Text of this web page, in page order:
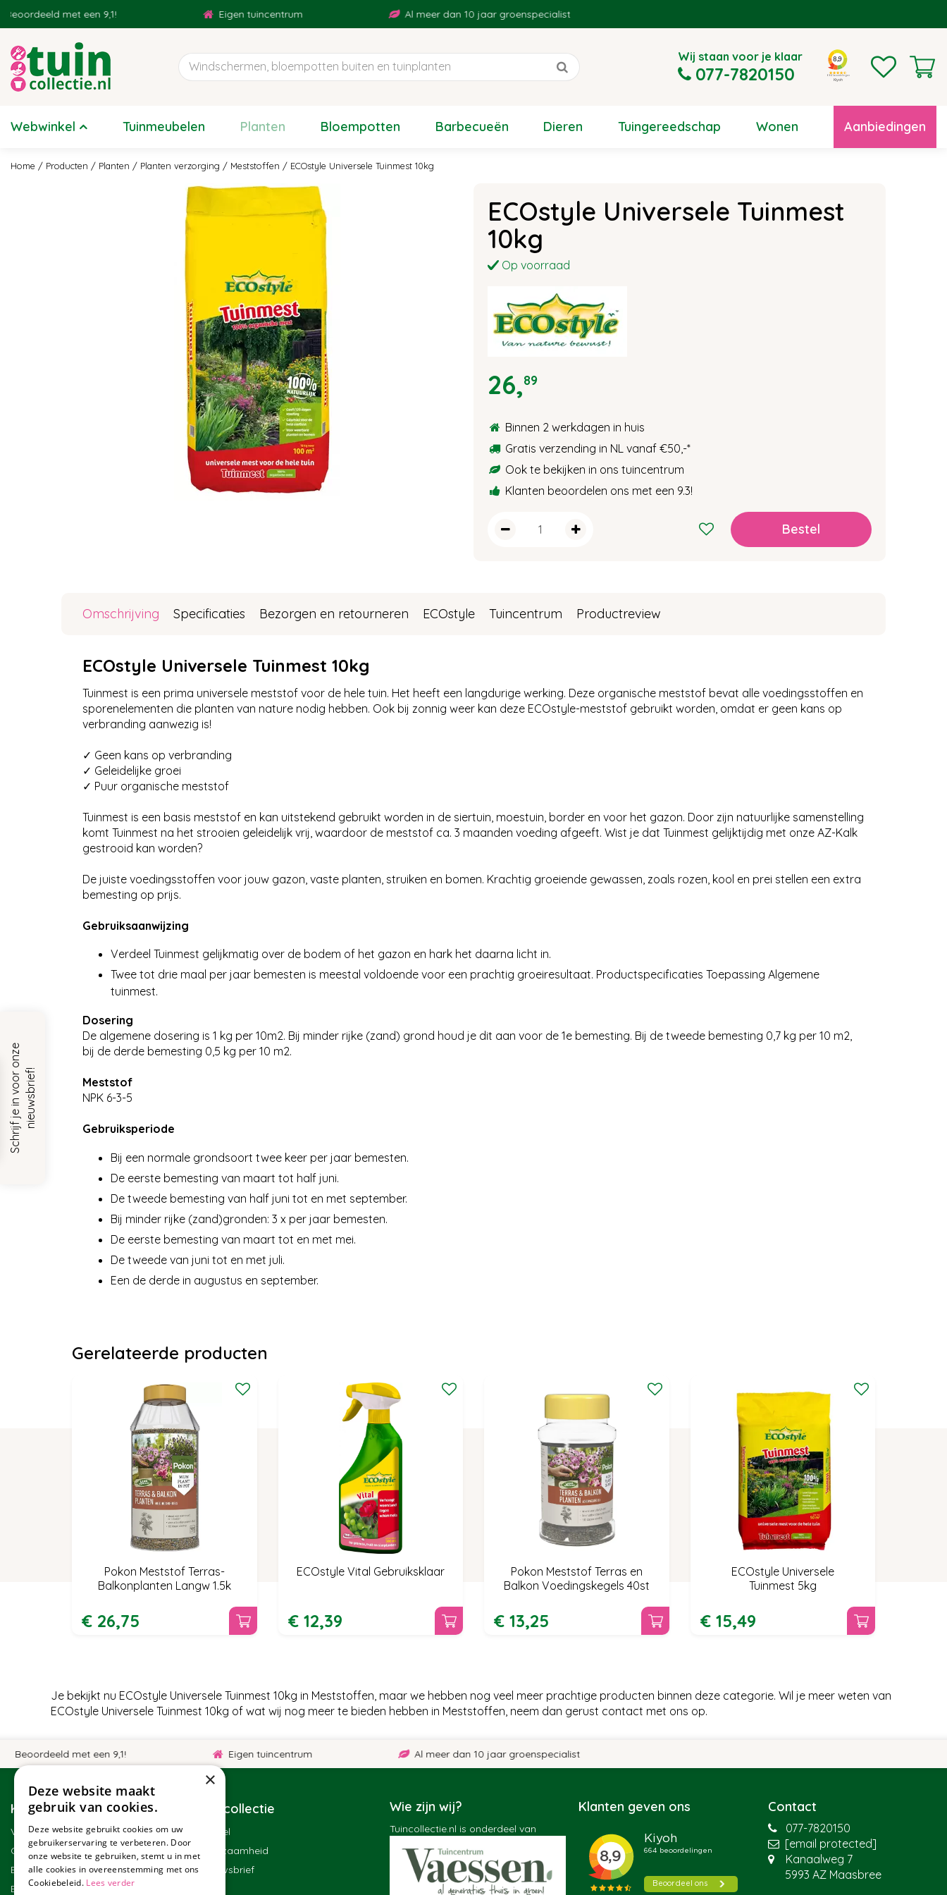
Home Producten Planten Planten verzorging Meststoffen ECOstyle Universele Tuinmest 10kg
met een 9,1! Eigen tuincentrum Al meer dan 10 jaar groenspecialist
Wij staan voor je klaar
077-7820150
Webwinkel Tuinmeubelen Planten Bloempotten Barbecueën Dieren Tuingereedschap Wonen Aanbiedingen
ECOstyle Universele Tuinmest
10kg
Op voorraad
26,89
Binnen 2 werkdagen in huis
Gratis verzending in NL vanaf €50,-*
Ook te bekijken in ons tuincentrum
Klanten beoordelen ons met een 9.3!
Omschrijving Specificaties Bezorgen en retourneren ECOstyle Tuincentrum Productreview
ECOstyle Universele Tuinmest 10kg
Tuinmest is een prima universele meststof voor de hele tuin. Het heeft een langdurige werking. Deze organische meststof bevat alle voedingsstoffen en
sporenelementen die planten van nature nodig hebben. Ook bij zonnig weer kan deze ECOstyle-meststof gebruikt worden, omdat er geen kans op
verbranding aanwezig is!
✓ Geen kans op verbranding
✓ Geleidelijke groei
✓ Puur organische meststof
Tuinmest is een basis meststof en kan uitstekend gebruikt worden in de siertuin, moestuin, border en voor het gazon. Door zijn natuurlijke samenstelling
komt Tuinmest na het strooien geleidelijk vrij, waardoor de meststof ca. 3 maanden voeding afgeeft. Wist je dat Tuinmest gelijktijdig met onze AZ-Kalk
gestrooid kan worden?
De juiste voedingsstoffen voor jouw gazon, vaste planten, struiken en bomen. Krachtig groeiende gewassen, zoals rozen, kool en prei stellen een extra
bemesting op prijs.
Gebruiksaanwijzing
Verdeel Tuinmest gelijkmatig over de bodem of het gazon en hark het daarna licht in.
Twee tot drie maal per jaar bemesten is meestal voldoende voor een prachtig groeiresultaat. Productspecificaties Toepassing Algemene
tuinmest.
Dosering
De algemene dosering is 1 kg per 10m2. Bij minder rijke (zand) grond houd je dit aan voor de 1e bemesting. Bij de tweede bemesting 0,7 kg per 10 m2,
bij de derde bemesting 0,5 kg per 10 m2.
Meststof
NPK 6-3-5
Gebruiksperiode
Bij een normale grondsoort twee keer per jaar bemesten.
De eerste bemesting van maart tot half juni.
De tweede bemesting van half juni tot en met september.
Bij minder rijke (zand)gronden: 3 x per jaar bemesten.
De eerste bemesting van maart tot en met mei.
De tweede van juni tot en met juli.
Een de derde in augustus en september.
Gerelateerde producten
Pokon Meststof Terras-
Balkonplanten Langw 1.5k
€ 26,75
ECOstyle Vital Gebruiksklaar
€ 12,39
Pokon Meststof Terras en
Balkon Voedingskegels 40st
€ 13,25
ECOstyle Universele
Tuinmest 5kg
€ 15,49
Je bekijkt nu ECOstyle Universele Tuinmest 10kg in Meststoffen, maar we hebben nog veel meer prachtige producten binnen deze categorie. Wil je meer weten van
ECOstyle Universele Tuinmest 10kg of wat wij nog meer te bieden hebben in Meststoffen, neem dan gerust contact met ons op.
met een 9,1! Eigen tuincentrum Al meer dan 10 jaar groenspecialist
Klantenservice
Veelgestelde vragen
Contact
Bestellen
Bezorgen en afhalen
Tuincollectie
Winkel
Duurzaamheid
Nieuwsbrief
Wie zijn wij?
Tuincollectie.nl is onderdeel van
Klanten geven ons Contact
077-7820150
[email protected]
Kanaalweg 7
5993 AZ Maasbree
S
c
h
r
i
j
f
j
e
i
n
v
o
o
r
o
n
z
e
n
i
e
u
w
s
b
r
i
e
f!
×
Deze website maakt
gebruik van cookies.
Deze website gebruikt cookies om uw
gebruikerservaring te verbeteren. Door
onze website te gebruiken, stemt u in met
alle cookies in overeenstemming met ons
Cookiebeleid. Lees verder